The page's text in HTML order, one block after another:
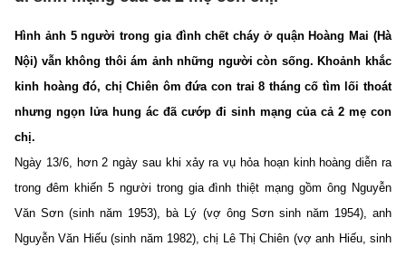
Hình ảnh 5 người trong gia đình chết cháy ở quận Hoàng Mai (Hà
Nội) vẫn không thôi ám ảnh những người còn sống. Khoảnh khắc
kinh hoàng đó, chị Chiên ôm đứa con trai 8 tháng cố tìm lối thoát
nhưng ngọn lửa hung ác đã cướp đi sinh mạng của cả 2 mẹ con
chị.
Ngày 13/6, hơn 2 ngày sau khi xảy ra vụ hỏa hoạn kinh hoàng diễn ra
trong đêm khiến 5 người trong gia đình thiệt mạng gồm ông Nguyễn
Văn Sơn (sinh năm 1953), bà Lý (vợ ông Sơn sinh năm 1954), anh
Nguyễn Văn Hiếu (sinh năm 1982), chị Lê Thị Chiên (vợ anh Hiếu, sinh